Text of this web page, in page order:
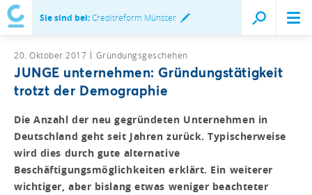
Sie sind bei:Creditreform Münster
20. Oktober 2017 Gründungsgeschehen
JUNGE unternehmen: Gründungstätigkeit
trotzt der Demographie
Die Anzahl der neu gegründeten Unternehmen in
Deutschland geht seit Jahren zurück. Typischerweise
wird dies durch gute alternative
Beschäftigungsmöglichkeiten erklärt. Ein weiterer
wichtiger, aber bislang etwas weniger beachteter